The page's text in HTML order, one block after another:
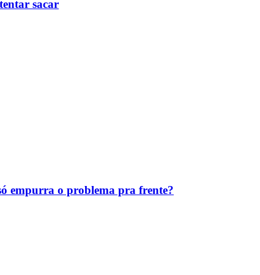
sacar
empurra o problema pra frente?